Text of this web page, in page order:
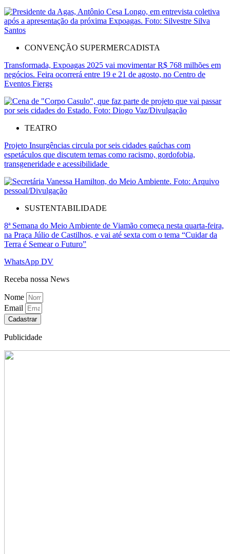
CONVENÇÃO SUPERMERCADISTA
Transformada, Expoagas 2025 vai movimentar R$ 768 milhões em
negócios. Feira ocorrerá entre 19 e 21 de agosto, no Centro de
Eventos Fiergs
TEATRO
Projeto Insurgências circula por seis cidades gaúchas com
espetáculos que discutem temas como racismo, gordofobia,
transgeneridade e acessibilidade
SUSTENTABILIDADE
8ª Semana do Meio Ambiente de Viamão começa nesta quarta-feira,
na Praça Júlio de Castilhos, e vai até sexta com o tema “Cuidar da
Terra é Semear o Futuro”
WhatsApp DV
Receba nossa News
Nome
Email
Cadastrar
Publicidade